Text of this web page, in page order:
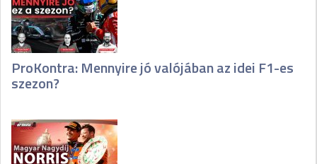
ProKontra: Mennyire jó valójában az idei F1-es
szezon?